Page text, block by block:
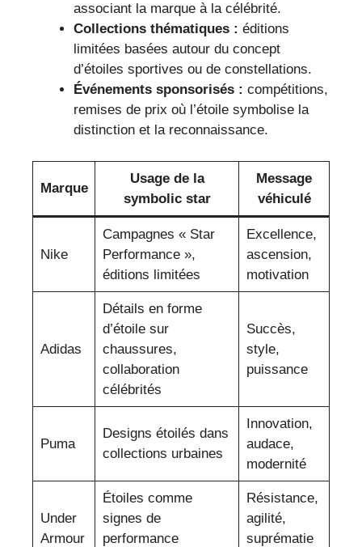
associant la marque à la célébrité.
Collections thématiques : éditions
limitées basées autour du concept
d’étoiles sportives ou de constellations.
Événements sponsorisés : compétitions,
remises de prix où l’étoile symbolise la
distinction et la reconnaissance.
Marque
Usage de la
symbolic star
Message
véhiculé
Nike
Campagnes « Star
Performance »,
éditions limitées
Excellence,
ascension,
motivation
Adidas
Détails en forme
d’étoile sur
chaussures,
collaboration
célébrités
Succès,
style,
puissance
Puma
Designs étoilés dans
collections urbaines
Innovation,
audace,
modernité
Under
Armour
Étoiles comme
signes de
performance
Résistance,
agilité,
suprématie